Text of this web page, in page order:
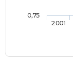
2001
0,75